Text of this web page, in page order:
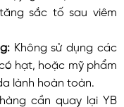
sắc tố sau viêm
Không sử dụng các
hạt, hoặc mỹ phẩm
lành hoàn toàn.
cần quay lại YB